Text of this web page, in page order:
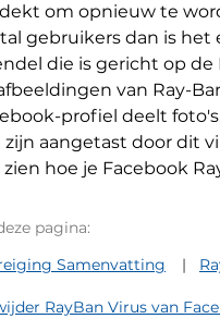
om opnieuw te
gebruikers dan is het
die is gericht op
van Ray-
profiel deelt
zijn aangetast door dit
zien hoe je Facebook
pagina:
Samenvatting
RayBan Virus van